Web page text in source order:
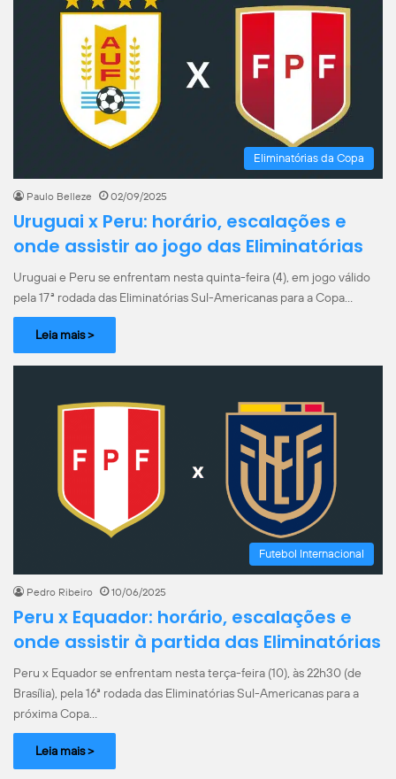
Eliminatórias da Copa
Paulo Belleze 02/09/2025
Uruguai x Peru: horário, escalações e
onde assistir ao jogo das Eliminatórias
Uruguai e Peru se enfrentam nesta quinta-feira (4), em jogo válido
pela 17ª rodada das Eliminatórias Sul-Americanas para a Copa…
Leia mais >
Futebol Internacional
Pedro Ribeiro 10/06/2025
Peru x Equador: horário, escalações e
onde assistir à partida das Eliminatórias
Peru x Equador se enfrentam nesta terça-feira (10), às 22h30 (de
Brasília), pela 16ª rodada das Eliminatórias Sul-Americanas para a
próxima Copa…
Leia mais >